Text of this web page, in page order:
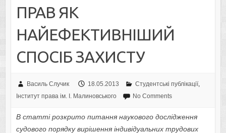
ПРАВ ЯК
НАЙЕФЕКТИВНІШИЙ
СПОСІБ ЗАХИСТУ
Василь Случик 18.05.2013 Студентські публікації,
Інститут права ім. І. Малиновського
No Comments
В статті розкрито питання наукового дослідження
судового порядку вирішення індивідуальних трудових